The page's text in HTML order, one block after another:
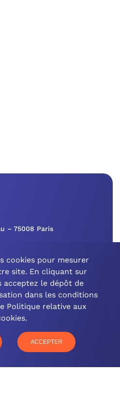
– 75008 Paris
– 51480 Damery
cookies pour mesurer
site. En cliquant sur
acceptez le dépôt de
dans les conditions
Politique relative aux
ACCEPTER